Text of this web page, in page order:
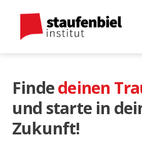
Findedeinen
und starte in
Zukunft!